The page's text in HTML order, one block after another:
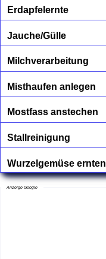
Erdapfelernte
Jauche/Gülle
Milchverarbeitung
Misthaufen anlegen
Mostfass anstechen
Stallreinigung
Wurzelgemüse ernten
Anzeige Google